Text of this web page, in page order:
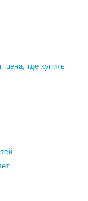
цена, где купить